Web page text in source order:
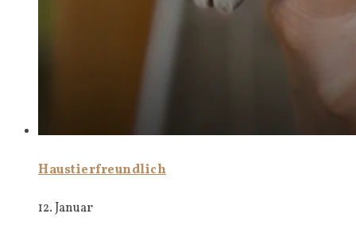
Haustierfreundlich
12. Januar